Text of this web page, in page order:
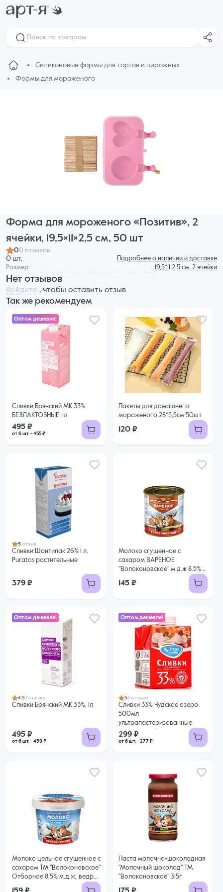
Силиконовые формы для тортов и пирожных
Формы для мороженого
Форма для мороженого «Позитив», 2
ячейки, 19,5×11×2,5 см, 50 шт
00 отзывов
0 шт.
Подробнее о наличии и доставке
Размер:
19,5*11,2,5 см, 2 ячейки
Нет отзывов
Войдите , чтобы оставить отзыв
Так же рекомендуем
Оптом дешевле!
Сливки Брянский МК 33%
БЕЗЛАКТОЗНЫЕ, 1л
495 ₽
от 6 шт. - 455 ₽
495 ₽
455 ₽ за шт. при заказе от 6 шт.
Купить оптом
Пакеты для домашнего
мороженого 28*5,5см 50шт
120 ₽
5 1 отзыв
Сливки Шантипак 26% 1 л,
Puratos растительные
379 ₽
Молоко сгущенное с
сахаром ВАРЕНОЕ
"Волоконовское" м.д.ж 8.5% ,
145 ₽
Оптом дешевле!
4.54 отзыва
Сливки Брянский МК 33%, 1л
495 ₽
от 6 шт. - 439 ₽
495 ₽
439 ₽ за шт. при заказе от 6 шт.
Купить оптом
Оптом дешевле!
54 отзыва
Сливки 33% Чудское озеро
500мл
ультрапастеризованные
299 ₽
от 6 шт. - 277 ₽
299 ₽
277 ₽ за шт. при заказе от 6 шт.
Купить оптом
Молоко цельное сгущенное с
сахаром ТМ "Волоконовское"
Отборное 8,5% м.д.ж„ ведро
Паста молочно-шоколадная
"Молочный шоколад" ТМ
"Волоконовское" 315г